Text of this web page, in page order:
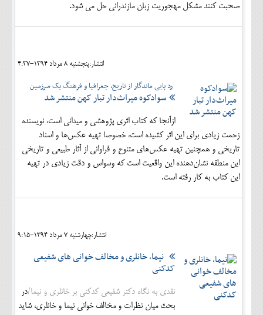
صحبت کنند مشکل مهجوریت زبان مازندرانی حل می شود.
انتشار:پنجشنبه 8 مرداد 1394-4:37
رد پایی ماندگار از تاریخ، جغرافیا و فرهنگ یک سرزمین
سوادکوه میراث‌دار تبار کهن منتشر شد
ازآنجا که کتاب اثری پژوهشی و میدانی است، نویسنده
زحمت زیادی برای این اثر کشیده است، خصوصا تهیه عکس‌ها و اسناد
تاریخی و همچنین تهیه عکس‌های متنوع و فراوانی از آثار طبیعی و تاریخی
این منطقه نشان‌دهنده این واقعیت است که وسواس و دقت زیادی در تهیه
این کتاب به کار رفته است.
انتشار:چهارشنبه 7 مرداد 1394-9:15
نیما، خانلری و مخالف خوانی های شفیعی
کدکنی
نقدی به نگاه دکتر شفیعی کدکنی بر خانلری و نیما/در
بحث میان نظرات و مخالف خوانی نیما و خانلری، شاید